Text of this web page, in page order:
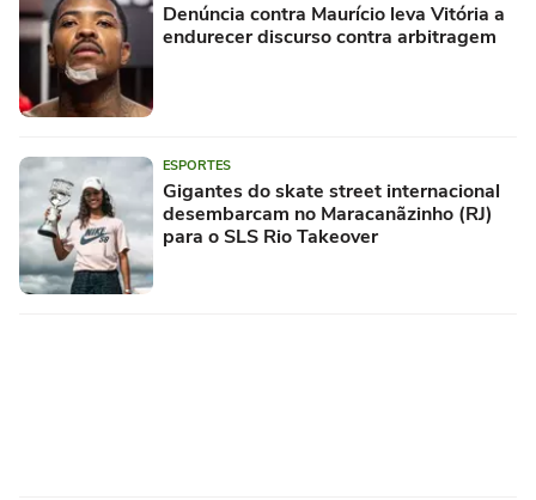
Denúncia contra Maurício leva Vitória a
endurecer discurso contra arbitragem
ESPORTES
Gigantes do skate street internacional
desembarcam no Maracanãzinho (RJ)
para o SLS Rio Takeover